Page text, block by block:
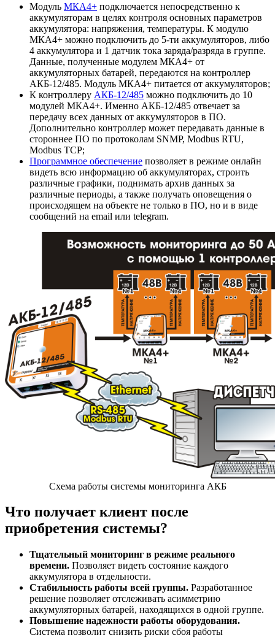
Модуль МКА4+ подключается непосредственно к
аккумуляторам в целях контроля основных параметров
аккумулятора: напряжения, температуры. К модулю
МКА4+ можно подключить до 5-ти аккумуляторов, либо
4 аккумулятора и 1 датчик тока заряда/разряда в группе.
Данные, полученные модулем МКА4+ от
аккумуляторных батарей, передаются на контроллер
АКБ-12/485. Модуль МКА4+ питается от аккумуляторов;
К контроллеру АКБ-12/485 можно подключить до 10
модулей МКА4+. Именно АКБ-12/485 отвечает за
передачу всех данных от аккумуляторов в ПО.
Дополнительно контроллер может передавать данные в
стороннее ПО по протоколам SNMP, Modbus RTU,
Modbus TCP;
Программное обеспечение позволяет в режиме онлайн
видеть всю информацию об аккумуляторах, строить
различные графики, поднимать архив данных за
различные периоды, а также получать оповещения о
происходящем на объекте не только в ПО, но и в виде
сообщений на email или telegram.
Cхема работы системы мониторинга АКБ
Что получает клиент после
приобретения системы?
Тщательный мониторинг в режиме реального
времени. Позволяет видеть состояние каждого
аккумулятора в отдельности.
Стабильность работы всей группы. Разработанное
решение позволяет отслеживать асимметрию
аккумуляторных батарей, находящихся в одной группе.
Повышение надежности работы оборудования.
Система позволит снизить риски сбоя работы